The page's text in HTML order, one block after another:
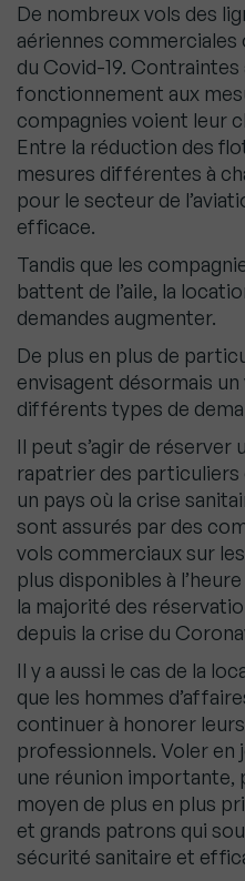
De nombreux vols des
aériennes commerciales
du Covid-19.
fonctionnement aux
compagnies voient leur
Entre la réduction des
mesures différentes à
pour le secteur de
efficace.
Tandis que les
battent de l’aile, la
demandes augmenter.
De plus en plus de
envisagent désormais
différents types de
Il peut s’agir de
rapatrier des
un pays où la crise
sont assurés par des
vols commerciaux sur
plus disponibles à
la majorité des
depuis la crise du
Il y a aussi le cas de la
que les hommes
continuer à honorer
professionnels. Voler en
une réunion importante,
moyen de plus en plus
et grands patrons qui
sécurité sanitaire et